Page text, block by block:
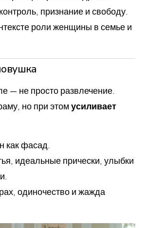
признание и свободу.
роли женщины в семье и
— не просто развлечение.
но при этомусиливает
как фасад.
идеальные прически, улыбки
одиночество и жажда